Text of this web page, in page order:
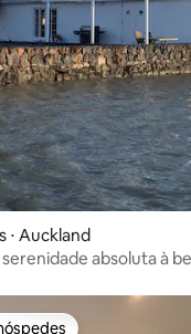
⋅ Auckland
absoluta à